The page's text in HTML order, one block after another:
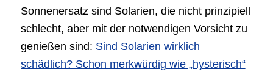
Sonnenersatz sind Solarien, die nicht prinzipiell
schlecht, aber mit der notwendigen Vorsicht zu
genießen sind: Sind Solarien wirklich
schädlich? Schon merkwürdig wie „hysterisch“